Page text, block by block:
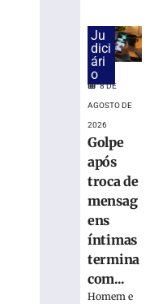
mais
Cratera
abre
“engole”
roda
caminhão
Ju
dici
ári
o
8 DE
AGOSTO DE
2026
Golpe
após
troca de
mensag
ens
íntimas
termina
com...
Homem e